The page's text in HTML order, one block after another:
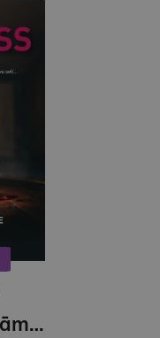
Nodotie (e-grāmata)